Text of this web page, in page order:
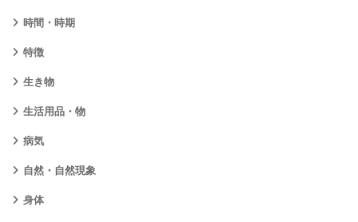
時間・時期
特徴
生き物
生活用品・物
病気
自然・自然現象
身体